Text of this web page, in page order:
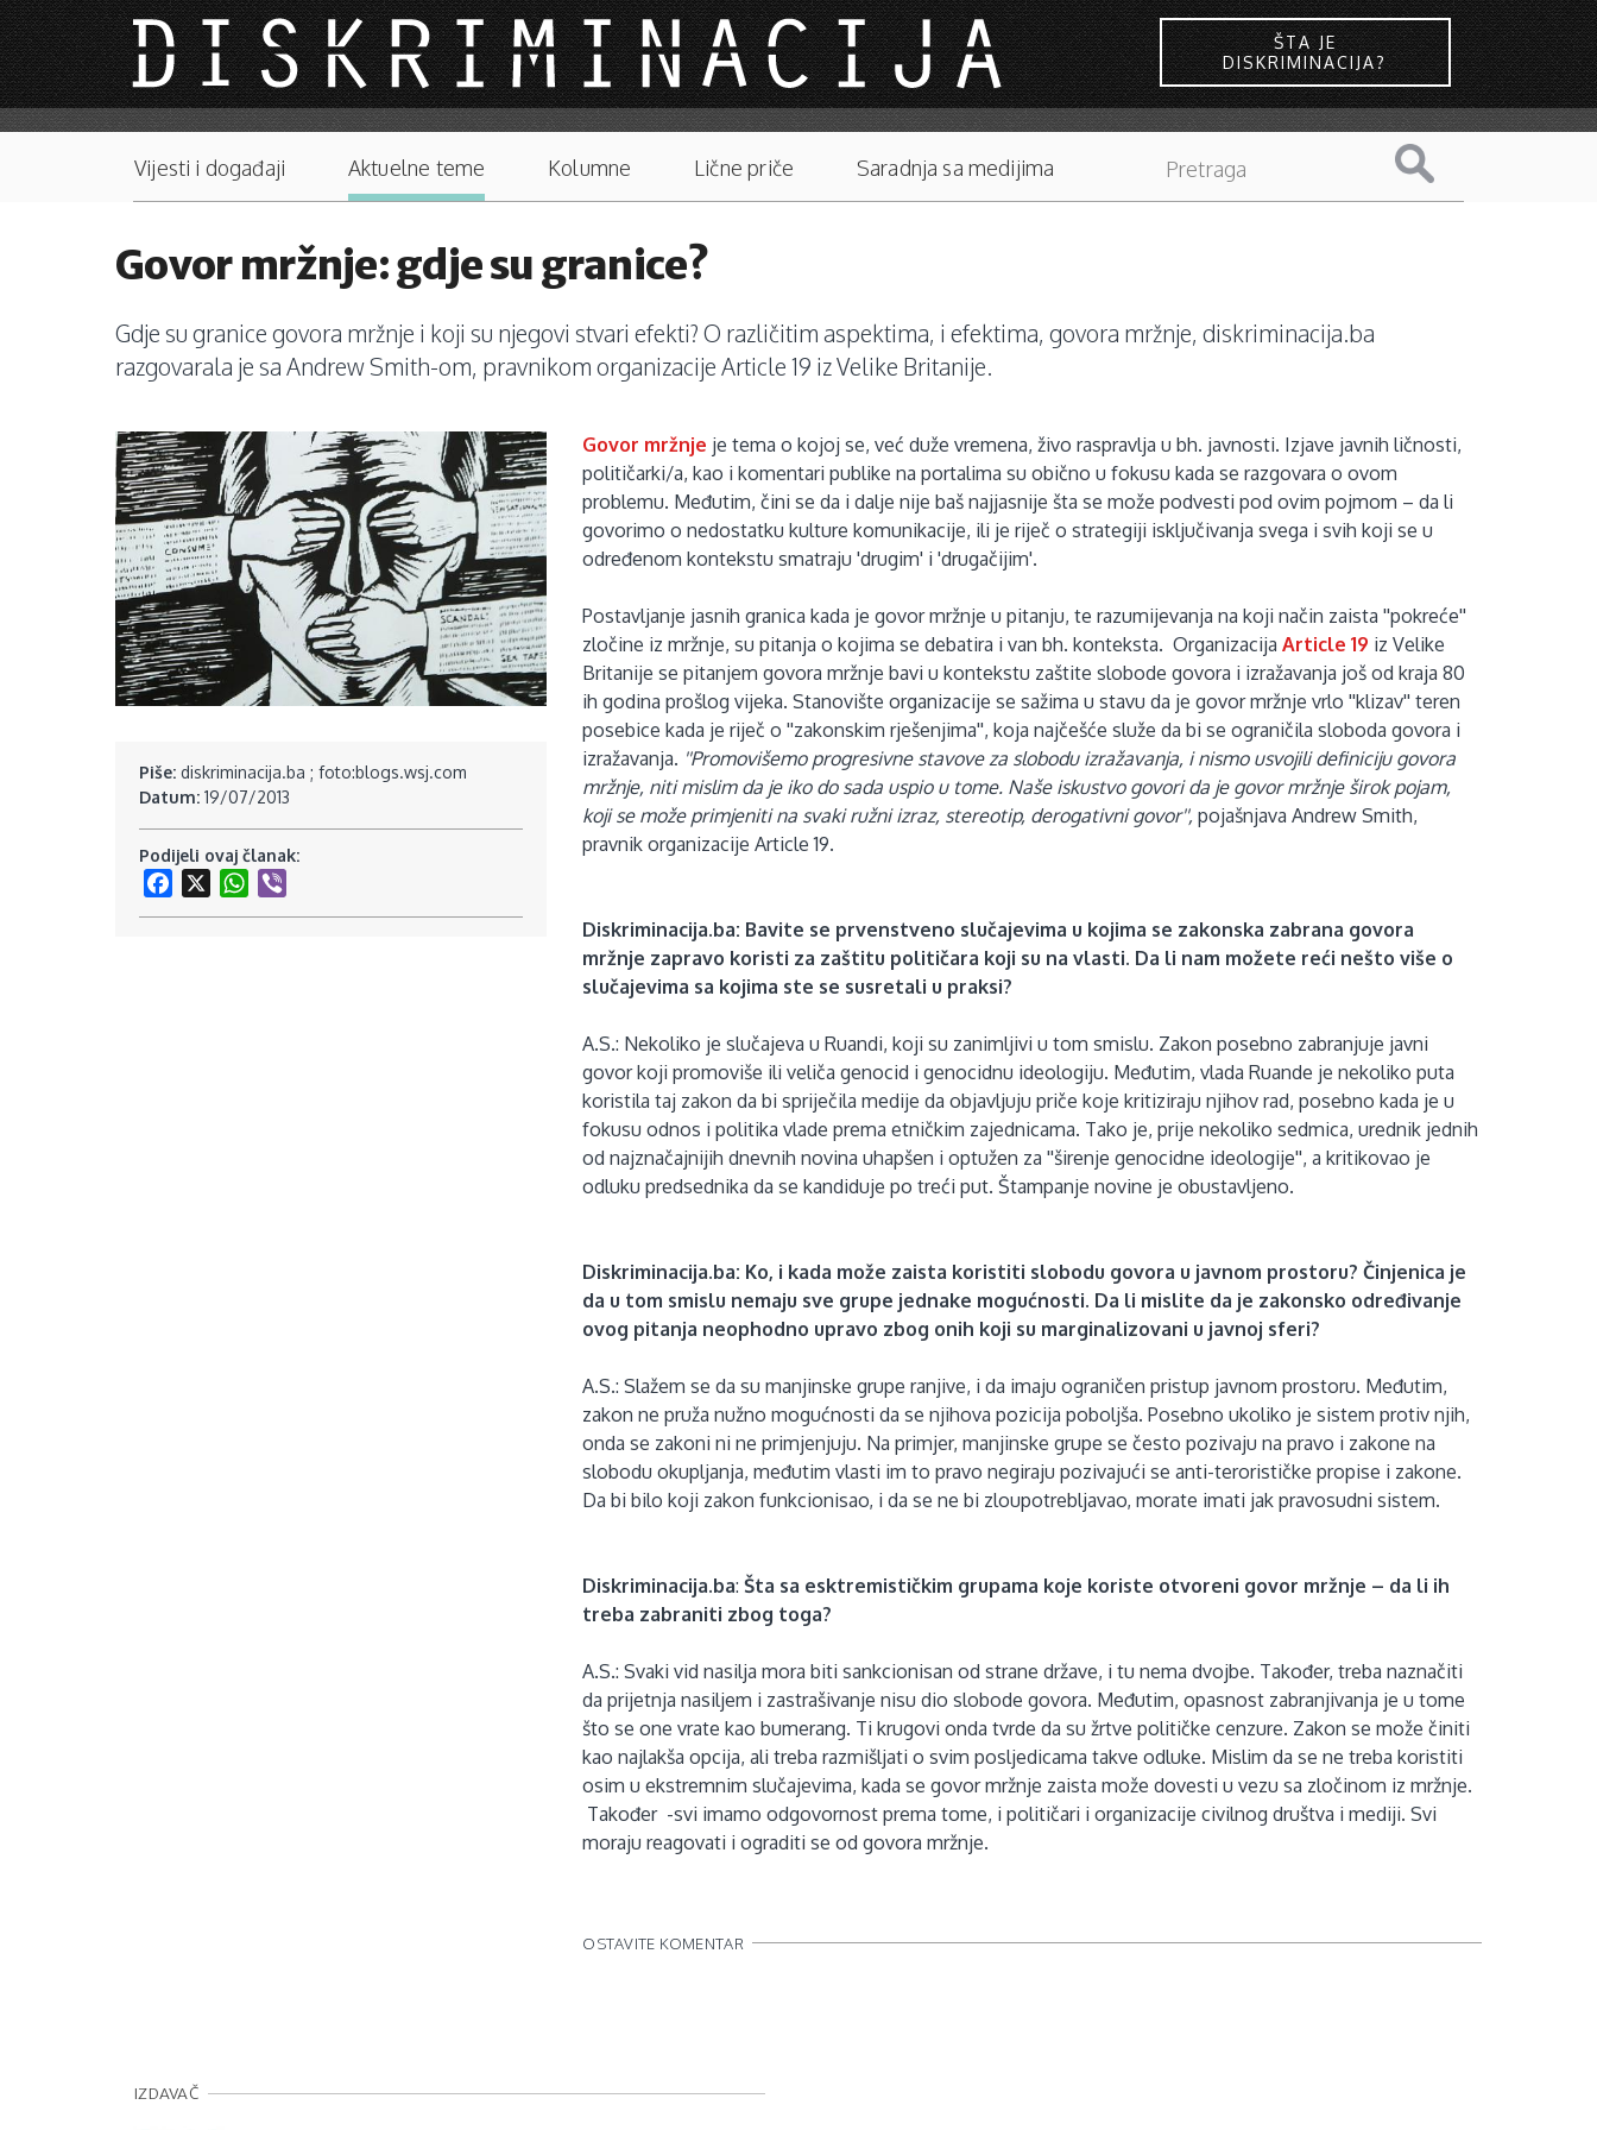
Skip to main content
ŠTA JE
DISKRIMINACIJA?
Main menu
Vijesti i događaji Aktuelne teme Kolumne Lične priče Saradnja sa medijima
Govor mržnje: gdje su granice?
Gdje su granice govora mržnje i koji su njegovi stvari efekti? O različitim aspektima, i efektima, govora mržnje, diskriminacija.ba
razgovarala je sa Andrew Smith-om, pravnikom organizacije Article 19 iz Velike Britanije.
Piše: diskriminacija.ba ; foto:blogs.wsj.com
Datum: 19/07/2013
Podijeli ovaj članak:
Facebook
WhatsApp
Govor mržnje je tema o kojoj se, već duže vremena, živo raspravlja u bh. javnosti. Izjave javnih ličnosti,
političarki/a, kao i komentari publike na portalima su obično u fokusu kada se razgovara o ovom
problemu. Međutim, čini se da i dalje nije baš najjasnije šta se može podvesti pod ovim pojmom – da li
govorimo o nedostatku kulture komunikacije, ili je riječ o strategiji isključivanja svega i svih koji se u
određenom kontekstu smatraju 'drugim' i 'drugačijim'.
Postavljanje jasnih granica kada je govor mržnje u pitanju, te razumijevanja na koji način zaista ''pokreće''
zločine iz mržnje, su pitanja o kojima se debatira i van bh. konteksta.OrganizacijaArticle 19 iz Velike
Britanije se pitanjem govora mržnje bavi u kontekstu zaštite slobode govora i izražavanja još od kraja 80
ih godina prošlog vijeka. Stanovište organizacije se sažima u stavu da je govor mržnje vrlo ''klizav'' teren
posebice kada je riječ o ''zakonskim rješenjima'', koja najčešće služe da bi se ograničila sloboda govora i
izražavanja. ''Promovišemo progresivne stavove za slobodu izražavanja, i nismo usvojili definiciju govora
mržnje, niti mislim da je iko do sada uspio u tome. Naše iskustvo govori da je govor mržnje širok pojam,
koji se može primjeniti na svaki ružni izraz, stereotip, derogativni govor'', pojašnjava Andrew Smith,
pravnik organizacije Article 19.
Diskriminacija.ba: Bavite se prvenstveno slučajevima u kojima se zakonska zabrana govora
mržnje zapravo koristi za zaštitu političara koji su na vlasti. Da li nam možete reći nešto više o
slučajevima sa kojima ste se susretali u praksi?
A.S.: Nekoliko je slučajeva u Ruandi, koji su zanimljivi u tom smislu. Zakon posebno zabranjuje javni
govor koji promoviše ili veliča genocid i genocidnu ideologiju. Međutim, vlada Ruande je nekoliko puta
koristila taj zakon da bi spriječila medije da objavljuju priče koje kritiziraju njihov rad, posebno kada je u
fokusu odnos i politika vlade prema etničkim zajednicama. Tako je, prije nekoliko sedmica, urednik jednih
od najznačajnijih dnevnih novina uhapšen i optužen za ''širenje genocidne ideologije'', a kritikovao je
odluku predsednika da se kandiduje po treći put. Štampanje novine je obustavljeno.
Diskriminacija.ba: Ko, i kada može zaista koristiti slobodu govora u javnom prostoru? Činjenica je
da u tom smislu nemaju sve grupe jednake mogućnosti. Da li mislite da je zakonsko određivanje
ovog pitanja neophodno upravo zbog onih koji su marginalizovani u javnoj sferi?
A.S.: Slažem se da su manjinske grupe ranjive, i da imaju ograničen pristup javnom prostoru. Međutim,
zakon ne pruža nužno mogućnosti da se njihova pozicija poboljša. Posebno ukoliko je sistem protiv njih,
onda se zakoni ni ne primjenjuju. Na primjer, manjinske grupe se često pozivaju na pravo i zakone na
slobodu okupljanja, međutim vlasti im to pravo negiraju pozivajući se anti-terorističke propise i zakone.
Da bi bilo koji zakon funkcionisao, i da se ne bi zloupotrebljavao, morate imati jak pravosudni sistem.
Diskriminacija.ba: Šta sa esktremističkim grupama koje koriste otvoreni govor mržnje – da li ih
treba zabraniti zbog toga?
A.S.: Svaki vid nasilja mora biti sankcionisan od strane države, i tu nema dvojbe. Također, treba naznačiti
da prijetnja nasiljem i zastrašivanje nisu dio slobode govora. Međutim, opasnost zabranjivanja je u tome
što se one vrate kao bumerang. Ti krugovi onda tvrde da su žrtve političke cenzure. Zakon se može činiti
kao najlakša opcija, ali treba razmišljati o svim posljedicama takve odluke. Mislim da se ne treba koristiti
osim u ekstremnim slučajevima, kada se govor mržnje zaista može dovesti u vezu sa zločinom iz mržnje.
Također -svi imamo odgovornost prema tome, i političari i organizacije civilnog društva i mediji. Svi
moraju reagovati i ograditi se od govora mržnje.
OSTAVITE KOMENTAR
IZDAVAČ